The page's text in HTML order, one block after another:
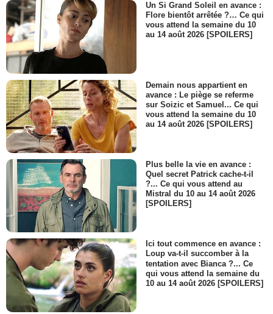
Un Si Grand Soleil en avance :
Flore bientôt arrêtée ?… Ce qui
vous attend la semaine du 10
au 14 août 2026 [SPOILERS]
Demain nous appartient en
avance : Le piège se referme
sur Soizic et Samuel... Ce qui
vous attend la semaine du 10
au 14 août 2026 [SPOILERS]
Plus belle la vie en avance :
Quel secret Patrick cache-t-il
?... Ce qui vous attend au
Mistral du 10 au 14 août 2026
[SPOILERS]
Ici tout commence en avance :
Loup va-t-il succomber à la
tentation avec Bianca ?... Ce
qui vous attend la semaine du
10 au 14 août 2026 [SPOILERS]